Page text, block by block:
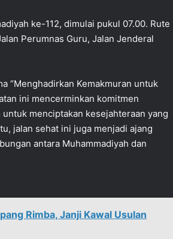
ke-112, dimulai pukul 07.00. Rute
Perumnas Guru, Jalan Jenderal
“Menghadirkan Kemakmuran untuk
ini mencerminkan komitmen
untuk menciptakan kesejahteraan yang
jalan sehat ini juga menjadi ajang
antara Muhammadiyah dan
Rimba, Janji Kawal Usulan